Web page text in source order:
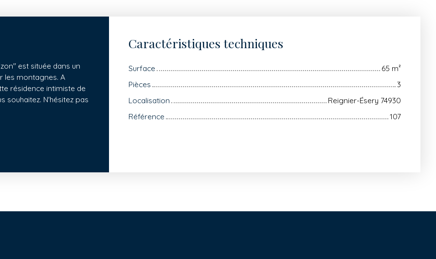
est située dans un
les montagnes. A
résidence intimiste de
souhaitez. N'hésitez pas
Caractéristiques techniques
Surface 65 m²
Pièces
3
Localisation
Reignier-Ésery 74930
Référence
107